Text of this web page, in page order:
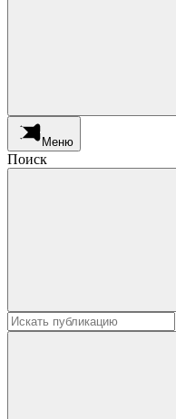
Меню
Поиск